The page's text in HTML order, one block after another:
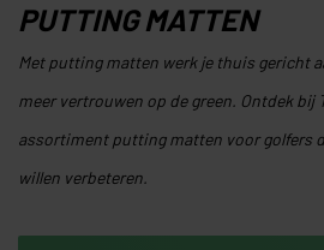
PUTTING MATTEN
Met putting matten werk je thuis gericht
meer vertrouwen op de green. Ontdek bij
assortiment putting matten voor golfers
willen verbeteren.